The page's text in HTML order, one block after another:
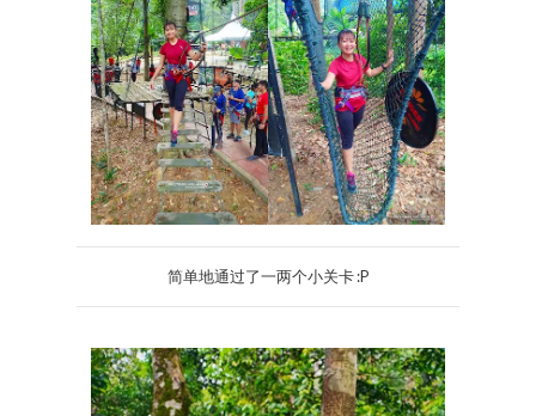
简单地通过了一两个小关卡 :P